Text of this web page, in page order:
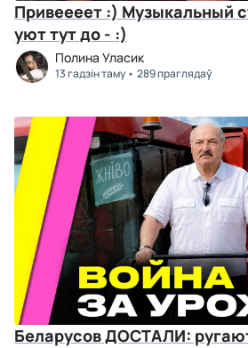
Привеееет :) Музыкальный
уют тут до - :)
Полина Уласик
13 гадзін таму 289 праглядаў
Беларусов ДОСТАЛИ: